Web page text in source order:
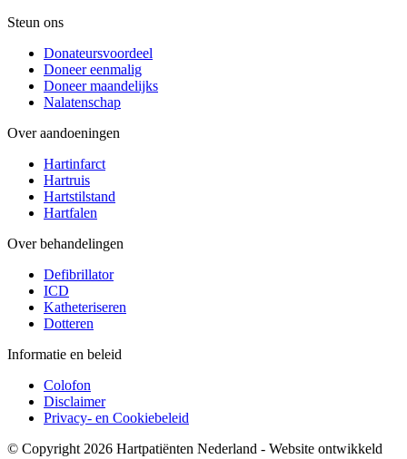
Steun ons
Donateursvoordeel
Doneer eenmalig
Doneer maandelijks
Nalatenschap
Over aandoeningen
Hartinfarct
Hartruis
Hartstilstand
Hartfalen
Over behandelingen
Defibrillator
ICD
Katheteriseren
Dotteren
Informatie en beleid
Colofon
Disclaimer
Privacy- en Cookiebeleid
© Copyright 2026 Hartpatiënten Nederland - Website ontwikkeld